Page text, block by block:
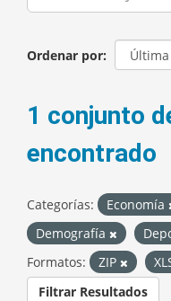
Ordenar por
1 conjunto
encontrado
Categorías: Economía
Demografía
Formatos:
ZIP
Filtrar Resultados